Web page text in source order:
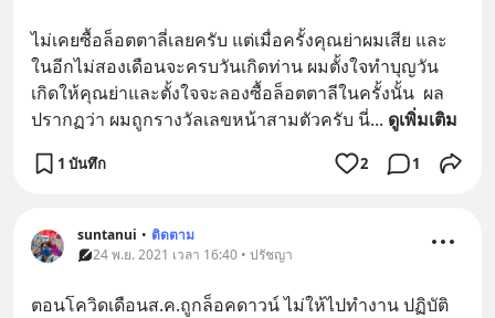
ไม่เคยซื้อล็อตตาลี่เลยครับ แต่เมื่อครั้งคุณย่าผมเสีย และ
ในอีกไม่สองเดือนจะครบวันเกิดท่าน ผมตั้งใจทำบุญวัน
เกิดให้คุณย่าและตั้งใจจะลองซื้อล็อตตาลีในครั้งนั้น  ผล
ปรากฏว่า ผมถูกรางวัลเลขหน้าสามตัวครับ นี่... ดูเพิ่มเติม
1 บันทึก 2 1
suntanui • ติดตาม
24 พ.ย. 2021 เวลา 16:40 • ปรัชญา
ตอนโควิดเดือนส.ค.ถูกล็อคดาวน์ ไม่ให้ไปทำงาน ปฏิบัติ